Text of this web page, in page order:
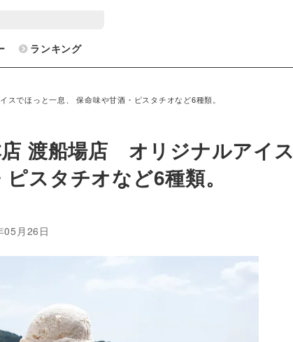
ランキング
でほっと一息、 保命味や甘酒・ピスタチオなど6種類。
渡船場店 オリジナルアイ
スタチオなど6種類。
05月26日